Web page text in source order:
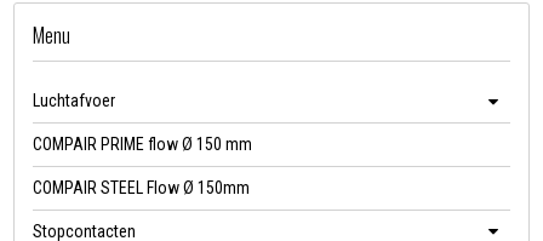
Menu
Luchtafvoer
COMPAIR PRIME flow Ø 150 mm
COMPAIR STEEL Flow Ø 150mm
Stopcontacten